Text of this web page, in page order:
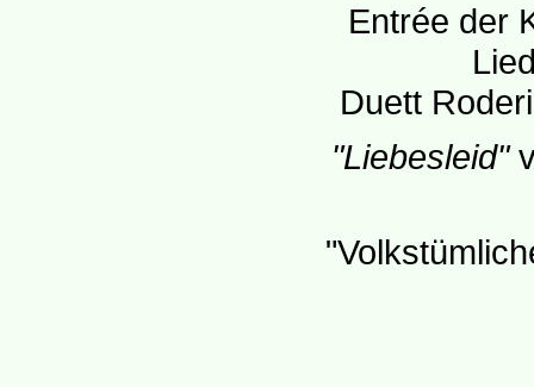
Entrée der
Duett
"Liebesleid"